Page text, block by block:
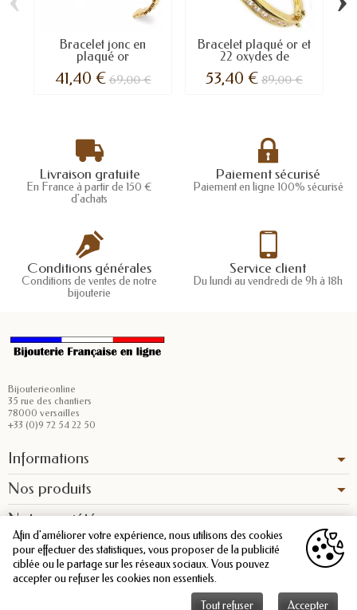
Bracelet jonc en
plaqué or
41,40 €69,00 €
Bracelet plaqué or et
22 oxydes de
zirconium.
53,40 € 89,00 €
Livraison gratuite
En France à partir de 150 €
d'achats
Paiement sécurisé
Paiement en ligne 100% sécurisé
Conditions générales
Conditions de ventes de notre
bijouterie
Service client
Du lundi au vendredi de 9h à 18h
Bijouterieonline
35 rue des chantiers
78000 versailles
+33 (0)9 72 54 22 50
Informations
Nos produits
Notre société
Afin d'améliorer votre expérience, nous utilisons des cookies
pour effectuer des statistiques, vous proposer de la publicité
ciblée ou le partage sur les réseaux sociaux. Vous pouvez
accepter ou refuser les cookies non essentiels.
Tout refuser
Accepter